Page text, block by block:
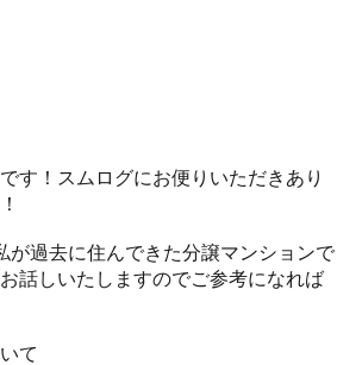
す！スムログにお便りいただきあり
が過去に住んできた分譲マンションで
話しいたしますのでご参考になれば
て